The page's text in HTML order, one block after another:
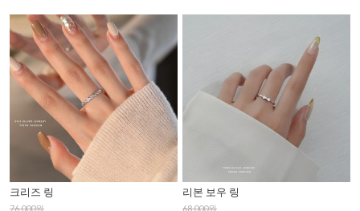
크리즈 링
76,000원
리본 보우 링
68,000원